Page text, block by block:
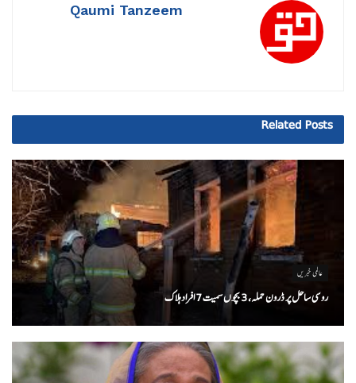
Qaumi Tanzeem
Related Posts
عالمی خبریں
روسی ساحل پر ڈرون حملہ، 3 بچوں سمیت 7 افراد ہلاک